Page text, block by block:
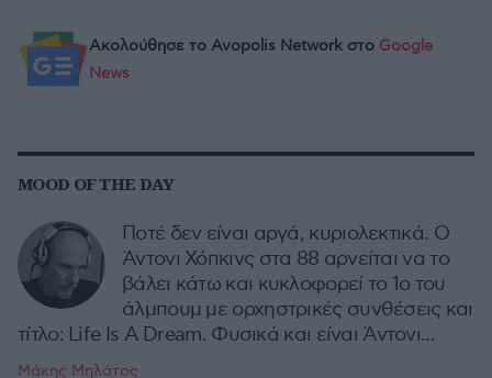
Ακολούθησε το Avopolis Network στο Google
News
MOOD OF THE DAY
Ποτέ δεν είναι αργά, κυριολεκτικά. Ο
Άντονι Χόπκινς στα 88 αρνείται να το
βάλει κάτω και κυκλοφορεί το 1ο του
άλμπουμ με ορχηστρικές συνθέσεις και
τίτλο: Life Is A Dream. Φυσικά και είναι Άντονι...
Μάκης Μηλάτος